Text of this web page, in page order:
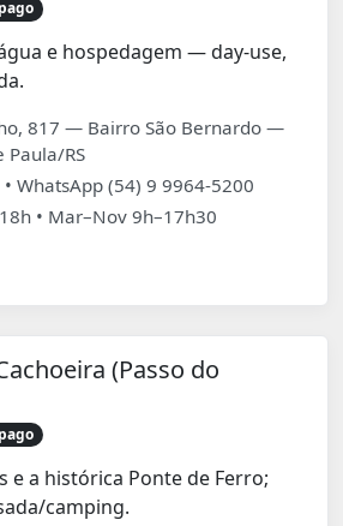
e hospedagem — day-use,
817 — Bairro São Bernardo —
Paula/RS
WhatsApp (54) 9 9964-5200
• Mar–Nov 9h–17h30
(Passo do
e a histórica Ponte de Ferro;
camping.